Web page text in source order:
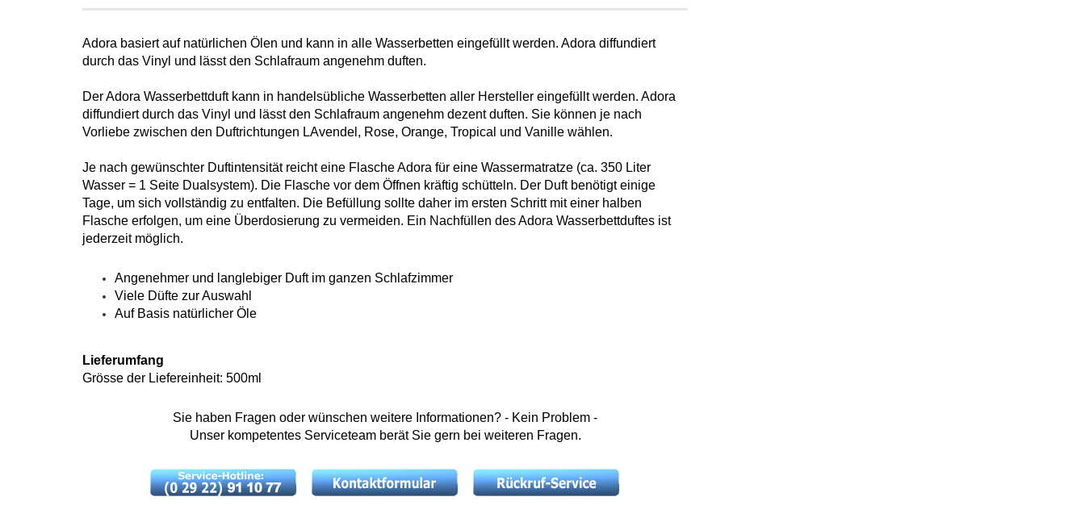
Adora basiert auf natürlichen Ölen und kann in alle Wasserbetten eingefüllt werden. Adora diffundiert
durch das Vinyl und lässt den Schlafraum angenehm duften.
Der Adora Wasserbettduft kann in handelsübliche Wasserbetten aller Hersteller eingefüllt werden. Adora
diffundiert durch das Vinyl und lässt den Schlafraum angenehm dezent duften. Sie können je nach
Vorliebe zwischen den Duftrichtungen LAvendel, Rose, Orange, Tropical und Vanille wählen.
Je nach gewünschter Duftintensität reicht eine Flasche Adora für eine Wassermatratze (ca. 350 Liter
Wasser = 1 Seite Dualsystem). Die Flasche vor dem Öffnen kräftig schütteln. Der Duft benötigt einige
Tage, um sich vollständig zu entfalten. Die Befüllung sollte daher im ersten Schritt mit einer halben
Flasche erfolgen, um eine Überdosierung zu vermeiden. Ein Nachfüllen des Adora Wasserbettduftes ist
jederzeit möglich.
Angenehmer und langlebiger Duft im ganzen Schlafzimmer
Viele Düfte zur Auswahl
Auf Basis natürlicher Öle
Lieferumfang
Grösse der Liefereinheit: 500ml
Sie haben Fragen oder wünschen weitere Informationen? - Kein Problem -
Unser kompetentes Serviceteam berät Sie gern bei weiteren Fragen.